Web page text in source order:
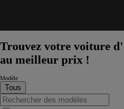
Trouvez votre voiture
au meilleur prix !
Modèle